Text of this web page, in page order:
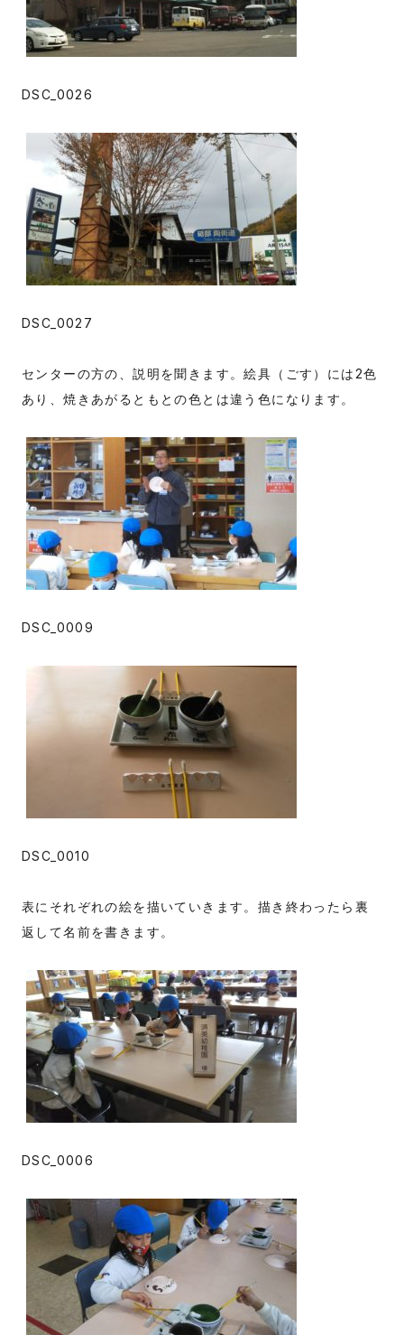
DSC_0026
DSC_0027
センターの方の、説明を聞きます。絵具（ごす）には2色
あり、焼きあがるともとの色とは違う色になります。
DSC_0009
DSC_0010
表にそれぞれの絵を描いていきます。描き終わったら裏
返して名前を書きます。
DSC_0006